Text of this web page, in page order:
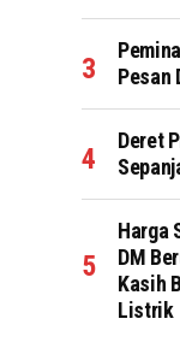
Pesan
Deret
Harga
DM
Kasih
Listrik